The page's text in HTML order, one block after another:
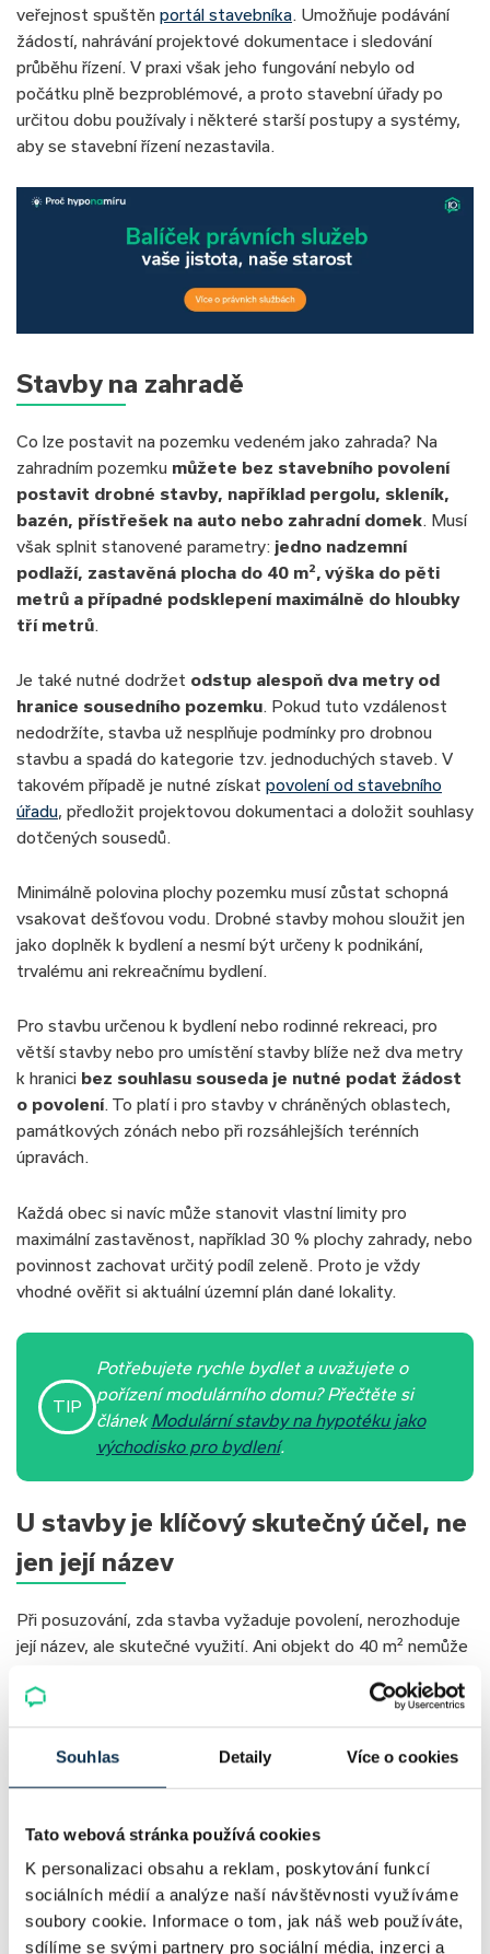
Souhlas Detaily Více o cookies
Tato webová stránka používá cookies
K personalizaci obsahu a reklam, poskytování funkcí
sociálních médií a analýze naší návštěvnosti využíváme
soubory cookie. Informace o tom, jak náš web používáte,
sdílíme se svými partnery pro sociální média, inzerci a
veřejnost spuštěn portál stavebníka. Umožňuje podávání
žádostí, nahrávání projektové dokumentace i sledování
průběhu řízení. V praxi však jeho fungování nebylo od
počátku plně bezproblémové, a proto stavební úřady po
určitou dobu používaly i některé starší postupy a systémy,
aby se stavební řízení nezastavila.
Stavby na zahradě
Co lze postavit na pozemku vedeném jako zahrada? Na
zahradním pozemku můžete bez stavebního povolení
postavit drobné stavby, například pergolu, skleník,
bazén, přístřešek na auto nebo zahradní domek. Musí
však splnit stanovené parametry: jedno nadzemní
podlaží, zastavěná plocha do 40 m², výška do pěti
metrů a případné podsklepení maximálně do hloubky
tří metrů.
Je také nutné dodržet odstup alespoň dva metry od
hranice sousedního pozemku. Pokud tuto vzdálenost
nedodržíte, stavba už nesplňuje podmínky pro drobnou
stavbu a spadá do kategorie tzv. jednoduchých staveb. V
takovém případě je nutné získat povolení od stavebního
úřadu, předložit projektovou dokumentaci a doložit souhlasy
dotčených sousedů.
Minimálně polovina plochy pozemku musí zůstat schopná
vsakovat dešťovou vodu. Drobné stavby mohou sloužit jen
jako doplněk k bydlení a nesmí být určeny k podnikání,
trvalému ani rekreačnímu bydlení.
Pro stavbu určenou k bydlení nebo rodinné rekreaci, pro
větší stavby nebo pro umístění stavby blíže než dva metry
k hranici bez souhlasu souseda je nutné podat žádost
o povolení. To platí i pro stavby v chráněných oblastech,
památkových zónách nebo při rozsáhlejších terénních
úpravách.
Každá obec si navíc může stanovit vlastní limity pro
maximální zastavěnost, například 30 % plochy zahrady, nebo
povinnost zachovat určitý podíl zeleně. Proto je vždy
vhodné ověřit si aktuální územní plán dané lokality.
TIP
Potřebujete rychle bydlet a uvažujete o
pořízení modulárního domu? Přečtěte si
článekModulární stavby na hypotéku jako
východisko pro bydlení.
U stavby je klíčový skutečný účel, ne
jen její název
Při posuzování, zda stavba vyžaduje povolení, nerozhoduje
její název, ale skutečné využití. Ani objekt do 40 m² nemůže
nebo podnikání. Nestačí ho tedy účelově označit jako
zahradní domek.
povolení vůbec nevyžadují, pokud splní zákonné odstupy od
hranic pozemku. Samostatné garáže však povolení vyžadují.
To, že se v takovém zahradním domku občas někdo
zdržuje, z něj však ještě nedělá stavbu určenou k bydlení.